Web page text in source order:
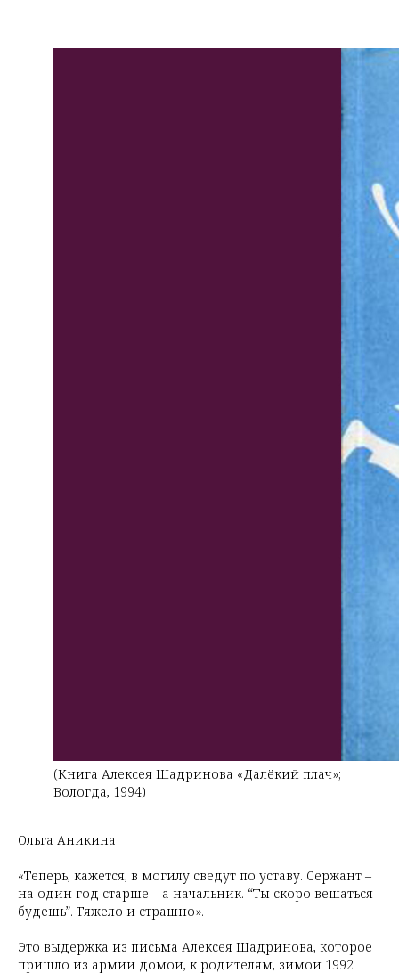
(Книга Алексея Шадринова «Далёкий плач»;
Вологда, 1994)
Ольга Аникина
«Теперь, кажется, в могилу сведут по уставу. Сержант –
на один год старше – а начальник. “Ты скоро вешаться
будешь”. Тяжело и страшно».
Это выдержка из письма Алексея Шадринова, которое
пришло из армии домой, к родителям, зимой 1992